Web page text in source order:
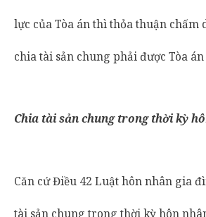
lực của Tòa án thì thỏa thuận chấm
chia tài sản chung phải được Tòa
Chia tài sản chung trong thời kỳ
Căn cứ Điều 42 Luật hôn nhân gia
tài sản chung trong thời kỳ hôn